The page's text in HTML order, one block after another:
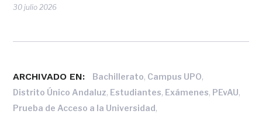
30 julio 2026
ARCHIVADO EN: Bachillerato, Campus UPO,
Distrito Único Andaluz, Estudiantes, Exámenes, PEvAU,
Prueba de Acceso a la Universidad,